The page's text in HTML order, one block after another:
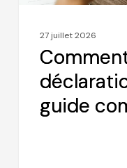
27 juillet 2026
guide